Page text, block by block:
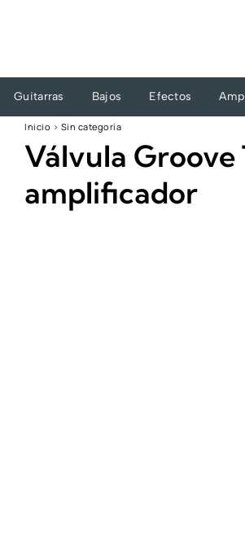
Guitarras Bajos Efectos
Inicio › Sin categoría
Válvula Groove
amplificador